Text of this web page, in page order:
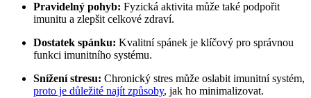
Pravidelný pohyb: Fyzická aktivita může také podpořit
imunitu a zlepšit celkové zdraví.
Dostatek spánku: Kvalitní spánek je klíčový pro správnou
funkci imunitního systému.
Snížení stresu: Chronický stres může oslabit imunitní systém,
proto je důležité najít způsoby, jak ho minimalizovat.